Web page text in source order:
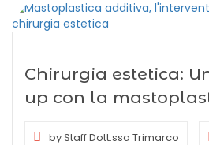
Chirurgia estetica:
up con la
by Staff Dott.ssa Trimarco